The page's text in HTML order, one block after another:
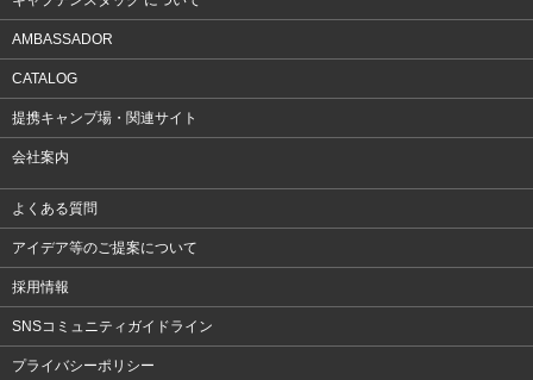
AMBASSADOR
CATALOG
提携キャンプ場・関連サイト
会社案内
よくある質問
アイデア等のご提案について
採用情報
SNSコミュニティガイドライン
プライバシーポリシー